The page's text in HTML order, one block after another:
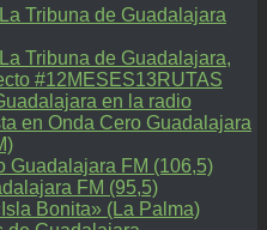
Tribuna de Guadalajara
Tribuna de Guadalajara,
#12MESES13RUTAS
en la radio
en Onda Cero Guadalajara
Guadalajara FM (106,5)
FM (95,5)
Bonita» (La Palma)